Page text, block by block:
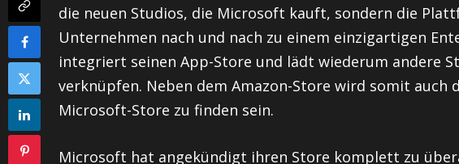
die neuen Studios, die Microsoft kauft, sondern die
Unternehmen nach und nach zu einem einzigartigen
integriert seinen App-Store und lädt wiederum andere
verknüpfen. Neben dem Amazon-Store wird somit auch
Microsoft-Store zu finden sein.
Microsoft hat angekündigt ihren Store komplett zu